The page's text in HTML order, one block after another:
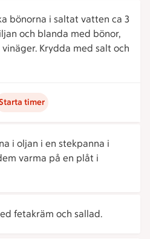
bönorna i saltat vatten ca 3
och blanda med bönor,
Krydda med salt och
timer
i oljan i en stekpanna i
varma på en plåt i
fetakräm och sallad.